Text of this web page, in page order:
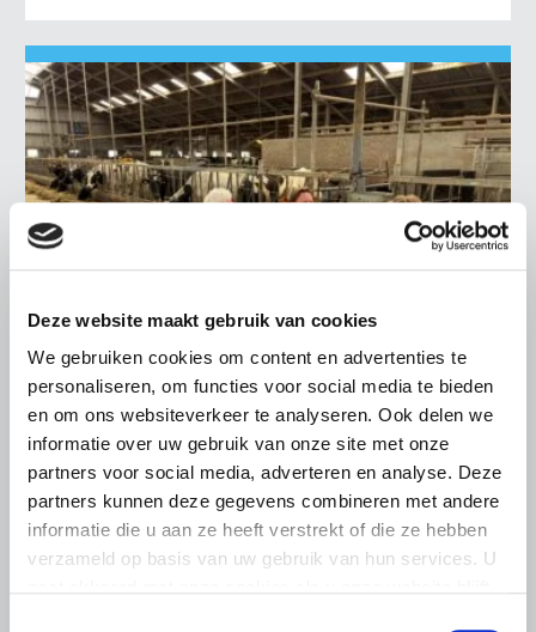
Deze website maakt gebruik van cookies
We gebruiken cookies om content en advertenties te
personaliseren, om functies voor social media te bieden
en om ons websiteverkeer te analyseren. Ook delen we
informatie over uw gebruik van onze site met onze
partners voor social media, adverteren en analyse. Deze
partners kunnen deze gegevens combineren met andere
informatie die u aan ze heeft verstrekt of die ze hebben
verzameld op basis van uw gebruik van hun services. U
LTO LOBBY
6 AUGUSTUS 2026
Kamerlid Goudzwaard (JA21)
bezoekt melkveehouderij in
Súdwest-Fryslân